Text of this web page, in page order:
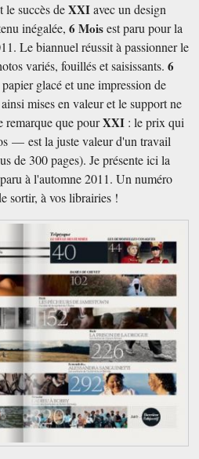
le succès deXXIavec un design
inégalée, 6 Moisest paru pour la
Le biannuel réussit à passionner le
variés, fouillés et saisissants. 6
glacé et une impression de
mises en valeur et le support ne
remarque que pourXXI: le prix qui
— est la juste valeur d'un travail
de 300 pages). Je présente ici la
à l'automne 2011. Un numéro
sortir, à vos librairies !